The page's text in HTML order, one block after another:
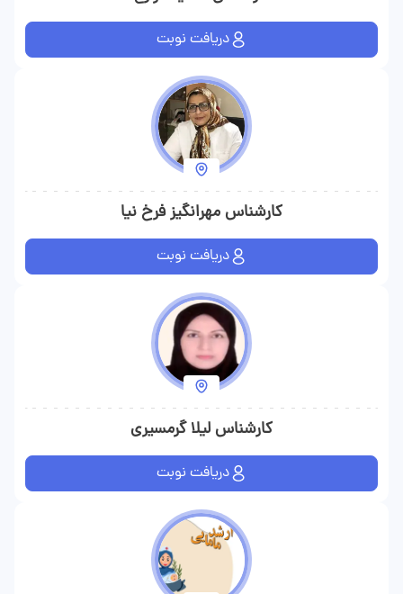
دریافت نوبت
کارشناس مهرانگیز فرخ نیا
دریافت نوبت
کارشناس لیلا گرمسیری
دریافت نوبت